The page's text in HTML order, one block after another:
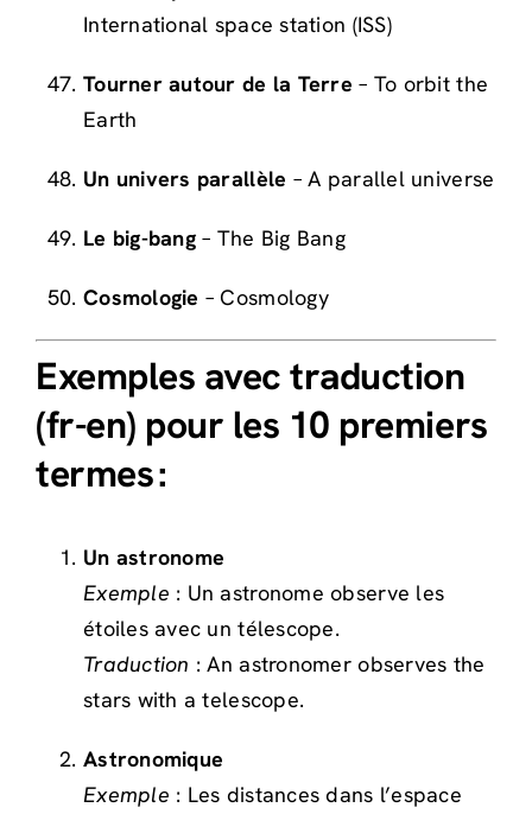
International space station (ISS)
Tourner autour de la Terre – To orbit the
Earth
Un univers parallèle – A parallel universe
Le big-bang– The Big Bang
Cosmologie – Cosmology
Exemples avec traduction
(fr-en) pour les 10 premiers
termes :
Un astronome
Exemple : Un astronome observe les
étoiles avec un télescope.
Traduction : An astronomer observes the
stars with a telescope.
Astronomique
Exemple : Les distances dans l’espace